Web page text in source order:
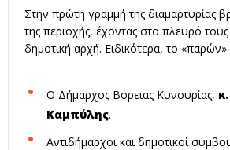
Στην πρώτη γραμμή της διαμαρτυρίας
της περιοχής, έχοντας στο πλευρό
δημοτική αρχή. Ειδικότερα, το
Ο Δήμαρχος Βόρειας Κυνουρίας,
Καμπύλης.
Αντιδήμαρχοι και δημοτικοί